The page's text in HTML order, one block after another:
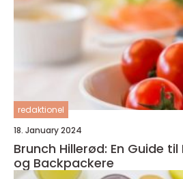
redaktionel
18. January 2024
Brunch Hillerød: En Guide
og Backpackere